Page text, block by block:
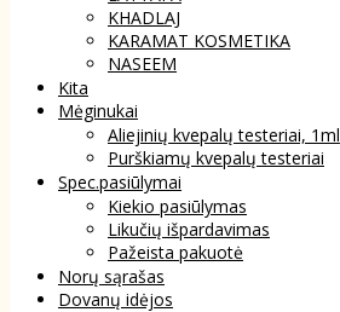
KHADLAJ
KARAMAT KOSMETIKA
NASEEM
Kita
Mėginukai
Aliejinių kvepalų testeriai, 1ml
Purškiamų kvepalų testeriai
Spec.pasiūlymai
Kiekio pasiūlymas
Likučių išpardavimas
Pažeista pakuotė
Norų sąrašas
Dovanų idėjos